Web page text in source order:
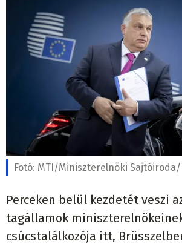
Fotó: MTI/Miniszterelnöki Sajtóiroda/
Perceken belül kezdetét veszi
tagállamok
csúcstalálkozója itt,